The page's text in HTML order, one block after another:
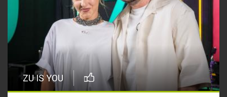
ZU IS YOU